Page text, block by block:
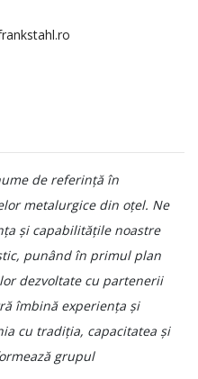
de referință în
metalurgice din oțel. Ne
și capabilitățile noastre
punând în primul plan
dezvoltate cu partenerii
îmbină experiența și
cu tradiția, capacitatea și
grupul